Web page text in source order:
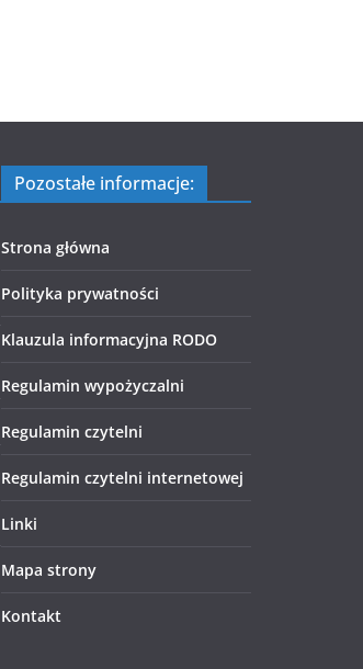
Pozostałe informacje:
Strona główna
Polityka prywatności
Klauzula informacyjna RODO
Regulamin wypożyczalni
Regulamin czytelni
Regulamin czytelni internetowej
Linki
Mapa strony
Kontakt